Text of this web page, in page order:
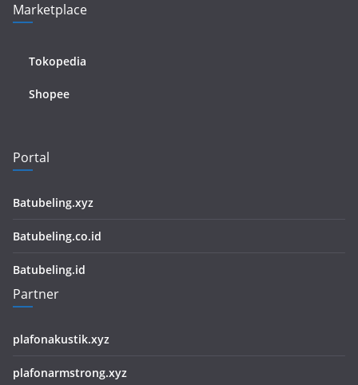
Marketplace
Tokopedia
Shopee
Portal
Batubeling.xyz
Batubeling.co.id
Batubeling.id
Partner
plafonakustik.xyz
plafonarmstrong.xyz